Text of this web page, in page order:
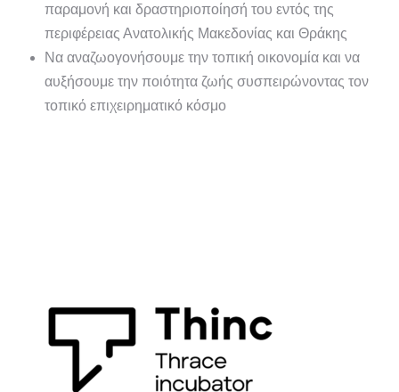
παραμονή και δραστηριοποίησή του εντός της
περιφέρειας Ανατολικής Μακεδονίας και Θράκης
Να αναζωογονήσουμε την τοπική οικονομία και να
αυξήσουμε την ποιότητα ζωής συσπειρώνοντας τον
τοπικό επιχειρηματικό κόσμο